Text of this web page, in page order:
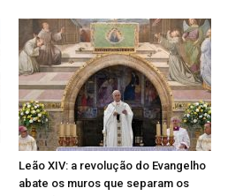
Leão XIV: a revolução do Evangelho
abate os muros que separam os